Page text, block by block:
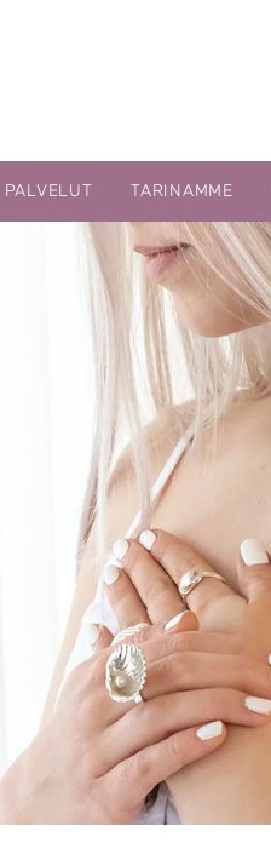
PALVELUT TARINAMME